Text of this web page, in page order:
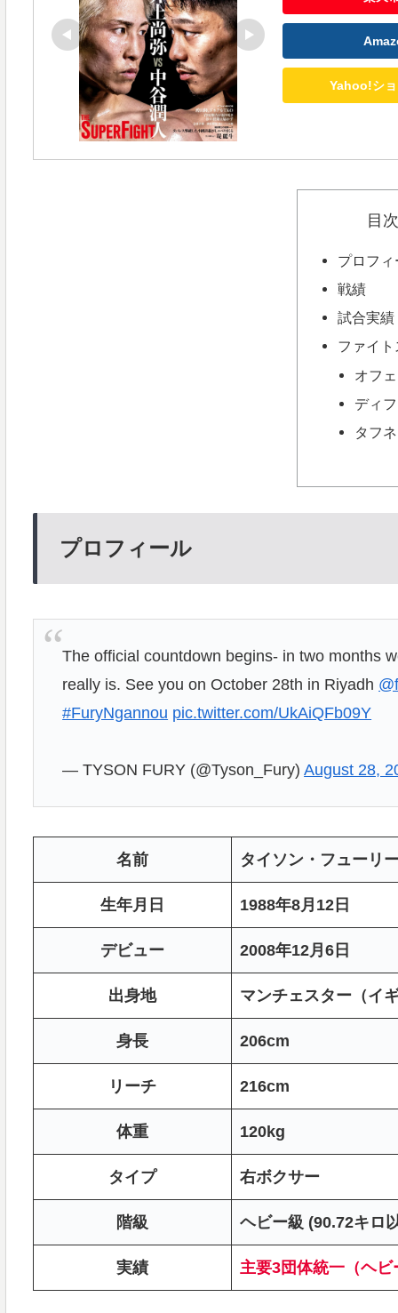
Yahoo!シ
目
プロフィ
戦績
試合実績
ファイ
オフ
ディ
タフ
プロフィール
The official countdown begins- in two months
really is. See you on October 28th in Riyadh
#FuryNgannou pic.twitter.com/UkAiQFb09Y
— TYSON FURY (@Tyson_Fury)August 28,
名前 タイソン・フューリ
生年月日 1988年8月12日
デビュー 2008年12月6日
出身地 マンチェスター（イ
身長 206cm
リーチ 216cm
体重 120kg
タイプ 右ボクサー
階級 ヘビー級 (90.72キロ
実績 主要3団体統一（ヘビ